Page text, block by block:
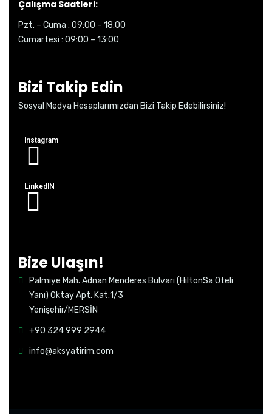
Çalışma Saatleri:
Pzt. – Cuma : 09:00 – 18:00
Cumartesi : 09:00 – 13:00
Bizi Takip Edin
Sosyal Medya Hesaplarımızdan Bizi Takip Edebilirsiniz!
Instagram
LinkedIN
Bize Ulaşın!
Palmiye Mah. Adnan Menderes Bulvarı (HiltonSa Oteli
Yanı) Oktay Apt. Kat:1/3
Yenişehir/MERSİN
+90 324 999 2944
info@aksyatirim.com